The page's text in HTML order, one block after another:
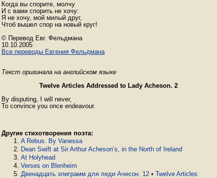
Когда вы спорите, молчу
И с вами спорить не хочу:
Я не хочу, мой милый друг,
Чтоб вышел спор на новый круг!
© Перевод Евг. Фельдмана
Все переводы Евгения Фельдмана
Текст оригинала на английском языке
Twelve Articles Addressed to Lady Acheson. 2
By disputing, I will never,
To convince you once endeavour.
Другие стихотворения поэта:
A Rebus. By Vanessa
Dean Swift at Sir Arthur Acheson’s, in the North of Ireland
At Holyhead
Verses on Blenheim
Двенадцать эпиграмм для леди Ачесон. 12 • Twelve Articles